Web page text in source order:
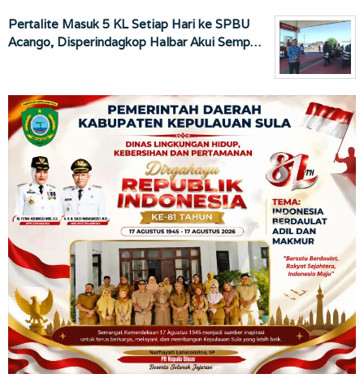
Pertalite Masuk 5 KL Setiap Hari ke SPBU
Acango, Disperindagkop Halbar Akui Semp…